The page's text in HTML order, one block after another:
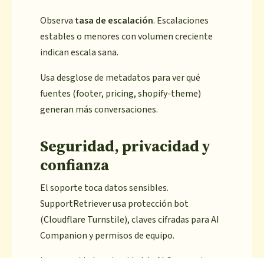
Observa tasa de escalación. Escalaciones
estables o menores con volumen creciente
indican escala sana.
Usa desglose de metadatos para ver qué
fuentes (footer, pricing, shopify-theme)
generan más conversaciones.
Seguridad, privacidad y
confianza
El soporte toca datos sensibles.
SupportRetriever usa protección bot
(Cloudflare Turnstile), claves cifradas para AI
Companion y permisos de equipo.